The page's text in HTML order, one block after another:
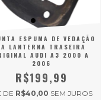
ESPUMA DE VEDAÇÃO
LANTERNA TRASEIRA
AUDI A3 2000 A
2006
R$199,99
DE R$40,00 SEM JUROS